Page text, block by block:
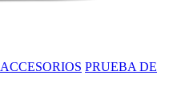
ACCESORIOS PRUEBA DE